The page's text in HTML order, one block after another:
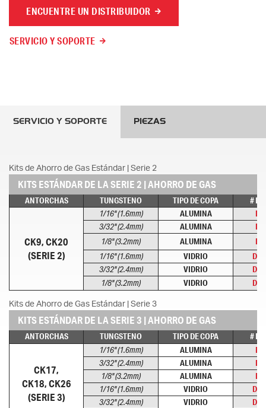
ENCUENTRE UN DISTRIBUIDOR
SERVICIO Y SOPORTE
SERVICIO Y SOPORTE PIEZAS
Kits de Ahorro de Gas Estándar | Serie 2
KITS ESTÁNDAR DE LA SERIE 2 | AHORRO DE GAS
ANTORCHAS TUNGSTENO TIPO DE COPA #
CK9, CK20
(SERIE 2)
1/16" (1.6mm) ALUMINA
3/32" (2.4mm)
ALUMINA
1/8" (3.2mm)
ALUMINA
1/16" (1.6mm)
VIDRIO
3/32" (2.4mm)
VIDRIO
1/8" (3.2mm)
VIDRIO
Kits de Ahorro de Gas Estándar | Serie 3
KITS ESTÁNDAR DE LA SERIE 3 | AHORRO DE GAS
ANTORCHAS TUNGSTENO TIPO DE COPA #
CK17,
CK18, CK26
(SERIE 3)
1/16" (1.6mm) ALUMINA
3/32" (2.4mm)
ALUMINA
1/8" (3.2mm)
ALUMINA
1/16" (1.6mm)
VIDRIO
3/32" (2.4mm)
VIDRIO